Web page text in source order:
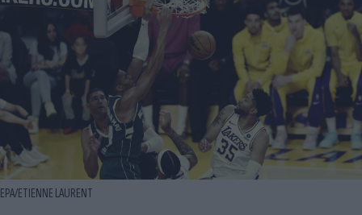
EPA/ETIENNE LAURENT